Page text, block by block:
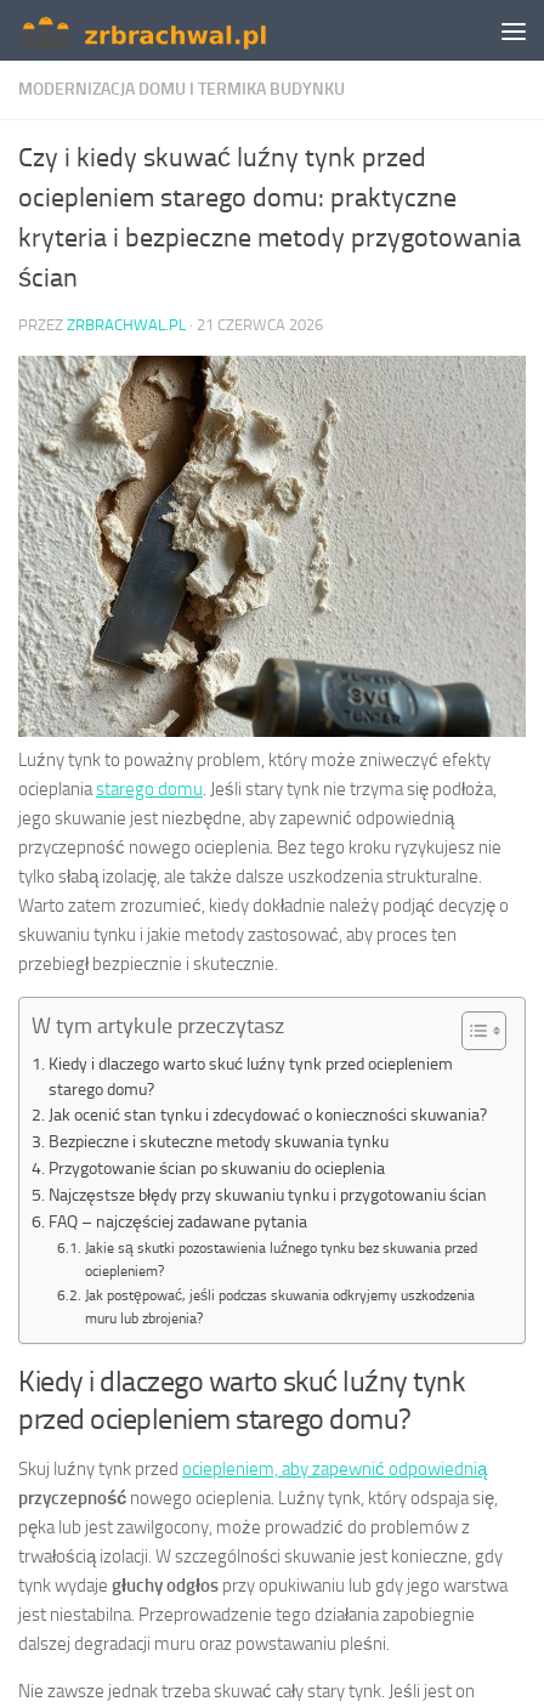
Skip to content
MODERNIZACJA DOMU I TERMIKA BUDYNKU
Czy i kiedy skuwać luźny tynk przed
ociepleniem starego domu: praktyczne
kryteria i bezpieczne metody przygotowania
ścian
PRZEZ ZRBRACHWAL.PL · 21 CZERWCA 2026
Luźny tynk to poważny problem, który może zniweczyć efekty
ocieplaniastarego domu . Jeśli stary tynk nie trzyma się podłoża,
jego skuwanie jest niezbędne, aby zapewnić odpowiednią
przyczepność nowego ocieplenia. Bez tego kroku ryzykujesz nie
tylko słabą izolację, ale także dalsze uszkodzenia strukturalne.
Warto zatem zrozumieć, kiedy dokładnie należy podjąć decyzję o
skuwaniu tynku i jakie metody zastosować, aby proces ten
przebiegł bezpiecznie i skutecznie.
W tym artykule przeczytasz
Kiedy i dlaczego warto skuć luźny tynk przed ociepleniem
starego domu?
Jak ocenić stan tynku i zdecydować o konieczności skuwania?
Bezpieczne i skuteczne metody skuwania tynku
Przygotowanie ścian po skuwaniu do ocieplenia
Najczęstsze błędy przy skuwaniu tynku i przygotowaniu ścian
FAQ – najczęściej zadawane pytania
Jakie są skutki pozostawienia luźnego tynku bez skuwania przed
ociepleniem?
Jak postępować, jeśli podczas skuwania odkryjemy uszkodzenia
muru lub zbrojenia?
Kiedy i dlaczego warto skuć luźny tynk
przed ociepleniem starego domu?
Skuj luźny tynk przed ociepleniem, aby zapewnić odpowiednią
przyczepność nowego ocieplenia. Luźny tynk, który odspaja się,
pęka lub jest zawilgocony, może prowadzić do problemów z
trwałością izolacji. W szczególności skuwanie jest konieczne, gdy
tynk wydaje głuchy odgłos przy opukiwaniu lub gdy jego warstwa
jest niestabilna. Przeprowadzenie tego działania zapobiegnie
dalszej degradacji muru oraz powstawaniu pleśni.
Nie zawsze jednak trzeba skuwać cały stary tynk. Jeśli jest on